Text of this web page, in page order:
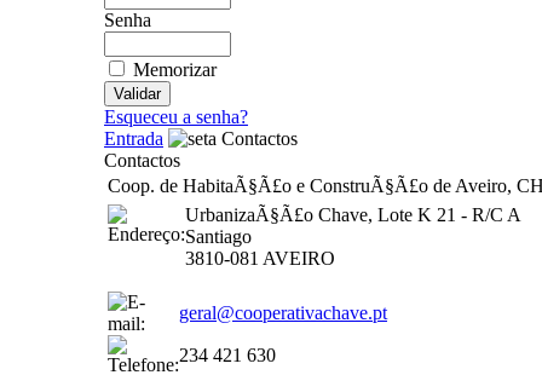
Senha
Memorizar
Esqueceu a senha?
Entrada
Contactos
Contactos
Coop. de HabitaÃ§Ã£o e ConstruÃ§Ã£o de Aveiro,
UrbanizaÃ§Ã£o Chave, Lote K 21 - R/C A
Santiago
3810-081 AVEIRO
geral@cooperativachave.pt
234 421 630